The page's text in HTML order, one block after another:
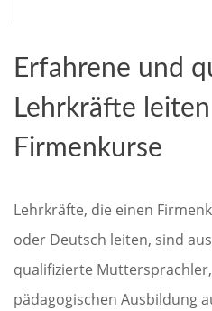
Erfahrene und
Lehrkräfte
Firmenkurse
Lehrkräfte, die einen
oder Deutsch leiten, sind
qualifizierte
pädagogischen Ausbildung